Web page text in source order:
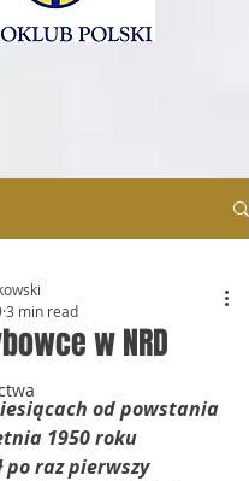
w NRD
3 min read
od powstania
1950 roku
po raz pierwszy